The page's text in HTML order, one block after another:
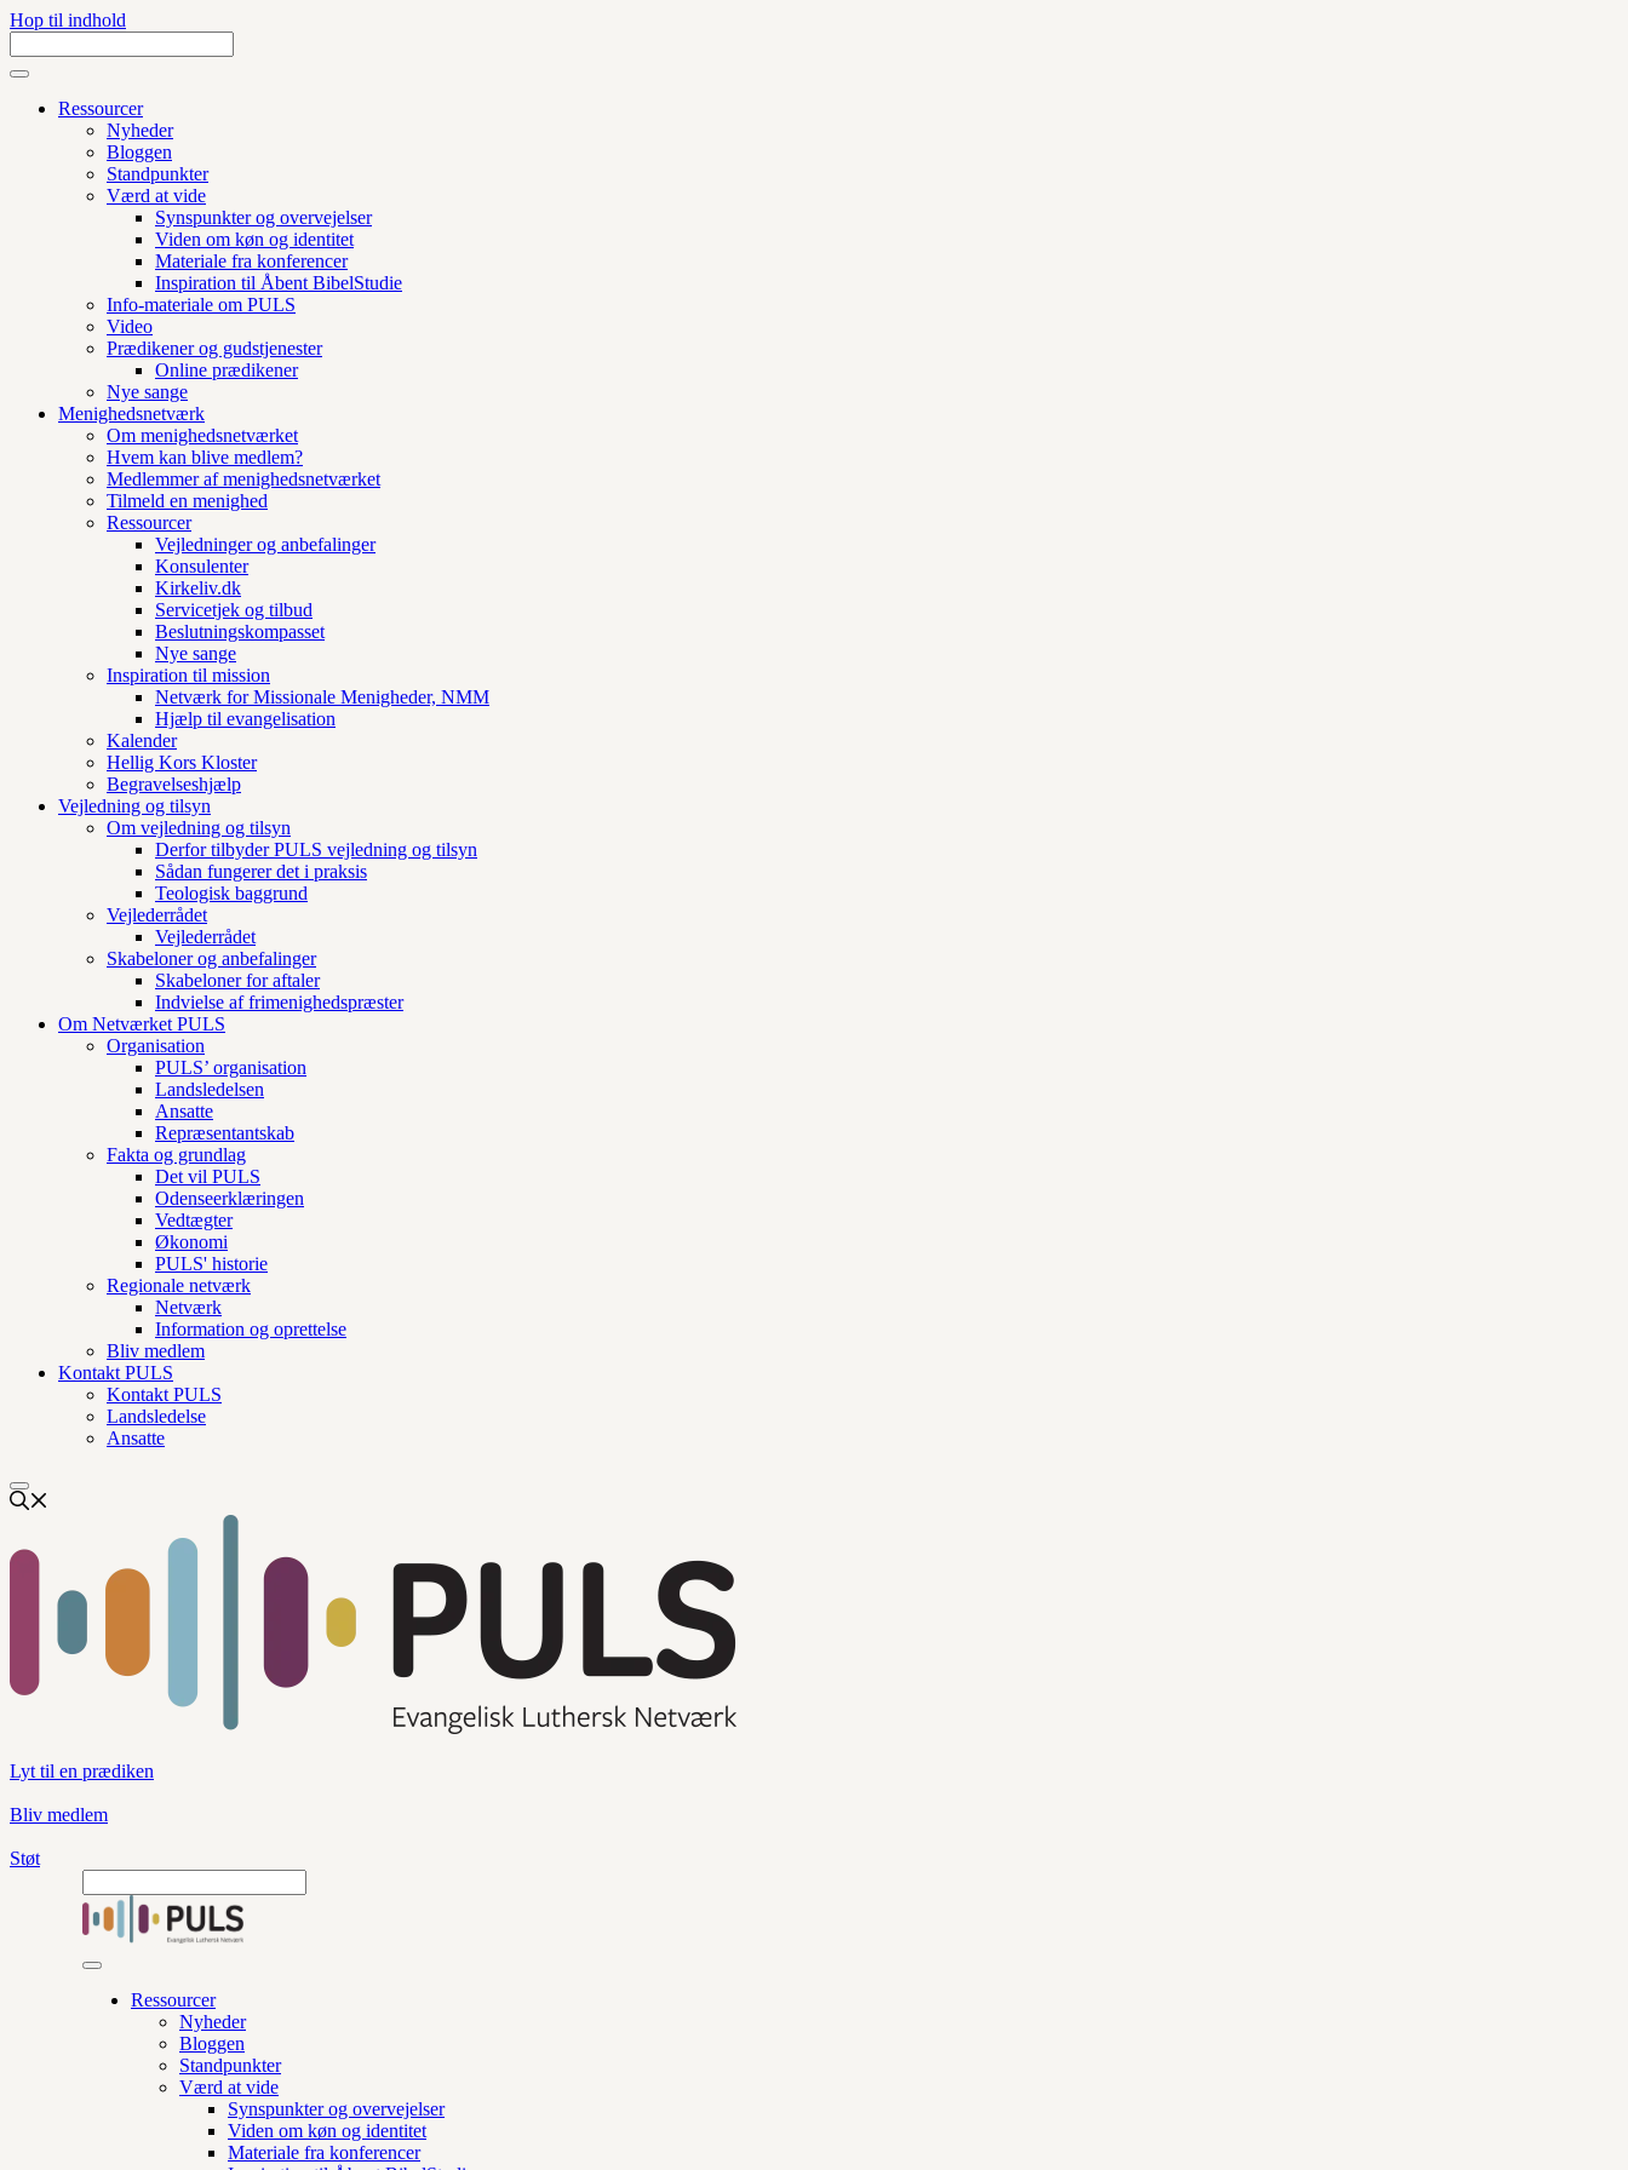
Hop til indhold
Ressourcer
Nyheder
Bloggen
Standpunkter
Værd at vide
Synspunkter og overvejelser
Viden om køn og identitet
Materiale fra konferencer
Inspiration til Åbent BibelStudie
Info-materiale om PULS
Video
Prædikener og gudstjenester
Online prædikener
Nye sange
Menighedsnetværk
Om menighedsnetværket
Hvem kan blive medlem?
Medlemmer af menighedsnetværket
Tilmeld en menighed
Ressourcer
Vejledninger og anbefalinger
Konsulenter
Kirkeliv.dk
Servicetjek og tilbud
Beslutningskompasset
Nye sange
Inspiration til mission
Netværk for Missionale Menigheder, NMM
Hjælp til evangelisation
Kalender
Hellig Kors Kloster
Begravelseshjælp
Vejledning og tilsyn
Om vejledning og tilsyn
Derfor tilbyder PULS vejledning og tilsyn
Sådan fungerer det i praksis
Teologisk baggrund
Vejlederrådet
Vejlederrådet
Skabeloner og anbefalinger
Skabeloner for aftaler
Indvielse af frimenighedspræster
Om Netværket PULS
Organisation
PULS’ organisation
Landsledelsen
Ansatte
Repræsentantskab
Fakta og grundlag
Det vil PULS
Odenseerklæringen
Vedtægter
Økonomi
PULS' historie
Regionale netværk
Netværk
Information og oprettelse
Bliv medlem
Kontakt PULS
Kontakt PULS
Landsledelse
Ansatte
Lyt til en prædiken
Bliv medlem
Støt
Ressourcer
Nyheder
Bloggen
Standpunkter
Værd at vide
Synspunkter og overvejelser
Viden om køn og identitet
Materiale fra konferencer